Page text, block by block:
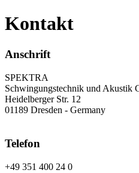
Kontakt
Anschrift
SPEKTRA
Schwingungstechnik und Akustik
Heidelberger Str. 12
01189 Dresden - Germany
Telefon
+49 351 400 24 0